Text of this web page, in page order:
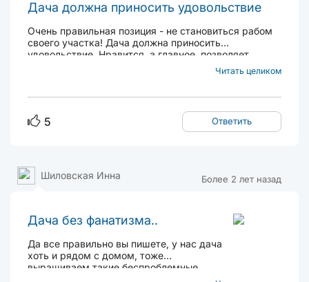
Дача должна приносить удовольствие
Очень правильная позиция - не становиться рабом
своего участка! Дача должна приносить
удовольствие. Нравится, а главное, позволяет
здоровье сажать много овощей, потом ухаживать и
перерабатывать урожай - отлично! Не нравится или
Читать целиком
5 Ответить
Более 2 лет назад
Шиловская Инна
Дача без фанатизма..
Да все правильно вы пишете, у нас дача
хоть и рядом с домом, тоже
выращиваем такие беспроблемные
растения. Как у вас - лилейник видовой